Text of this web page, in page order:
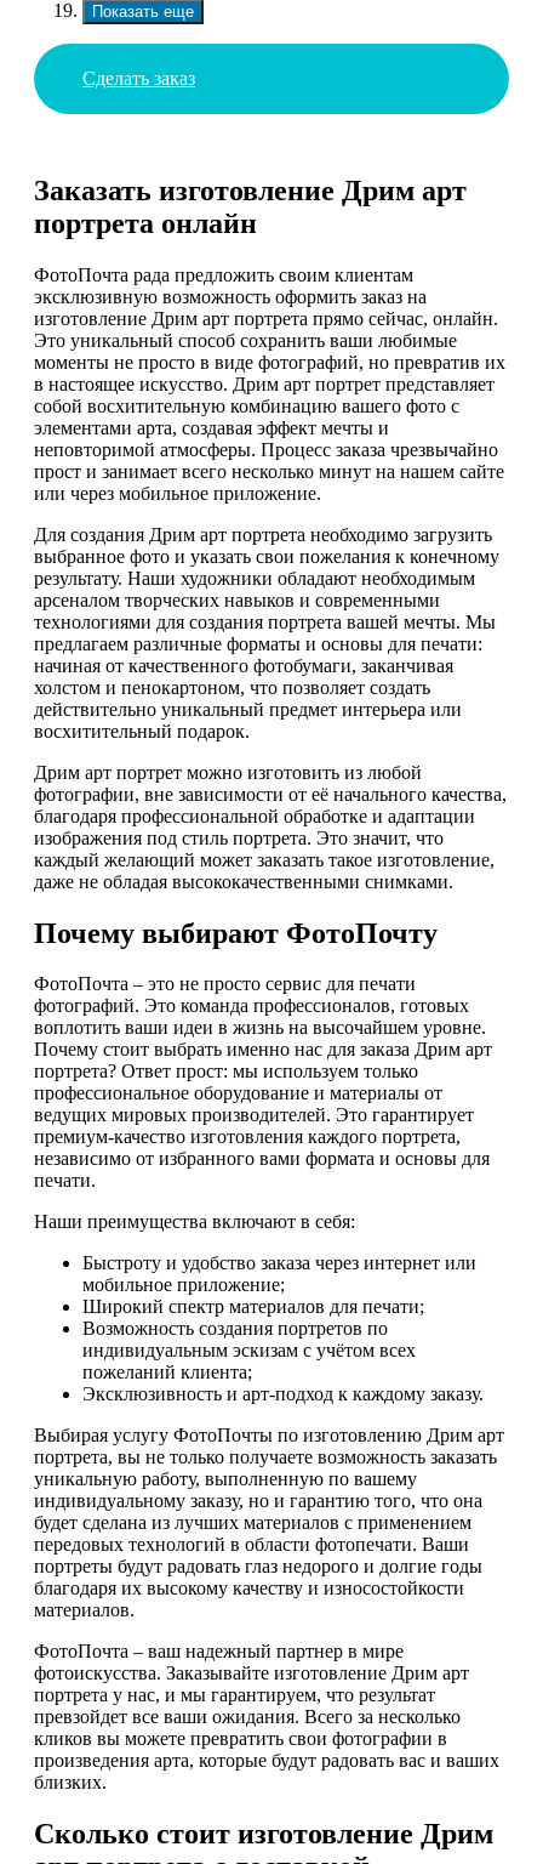
Показать еще
Сделать заказ
Заказать изготовление Дрим арт
портрета онлайн
ФотоПочта рада предложить своим клиентам
эксклюзивную возможность оформить заказ на
изготовление Дрим арт портрета прямо сейчас, онлайн.
Это уникальный способ сохранить ваши любимые
моменты не просто в виде фотографий, но превратив их
в настоящее искусство. Дрим арт портрет представляет
собой восхитительную комбинацию вашего фото с
элементами арта, создавая эффект мечты и
неповторимой атмосферы. Процесс заказа чрезвычайно
прост и занимает всего несколько минут на нашем сайте
или через мобильное приложение.
Для создания Дрим арт портрета необходимо загрузить
выбранное фото и указать свои пожелания к конечному
результату. Наши художники обладают необходимым
арсеналом творческих навыков и современными
технологиями для создания портрета вашей мечты. Мы
предлагаем различные форматы и основы для печати:
начиная от качественного фотобумаги, заканчивая
холстом и пенокартоном, что позволяет создать
действительно уникальный предмет интерьера или
восхитительный подарок.
Дрим арт портрет можно изготовить из любой
фотографии, вне зависимости от её начального качества,
благодаря профессиональной обработке и адаптации
изображения под стиль портрета. Это значит, что
каждый желающий может заказать такое изготовление,
даже не обладая высококачественными снимками.
Почему выбирают ФотоПочту
ФотоПочта – это не просто сервис для печати
фотографий. Это команда профессионалов, готовых
воплотить ваши идеи в жизнь на высочайшем уровне.
Почему стоит выбрать именно нас для заказа Дрим арт
портрета? Ответ прост: мы используем только
профессиональное оборудование и материалы от
ведущих мировых производителей. Это гарантирует
премиум-качество изготовления каждого портрета,
независимо от избранного вами формата и основы для
печати.
Наши преимущества включают в себя:
Быстроту и удобство заказа через интернет или
мобильное приложение;
Широкий спектр материалов для печати;
Возможность создания портретов по
индивидуальным эскизам с учётом всех
пожеланий клиента;
Эксклюзивность и арт-подход к каждому заказу.
Выбирая услугу ФотоПочты по изготовлению Дрим арт
портрета, вы не только получаете возможность заказать
уникальную работу, выполненную по вашему
индивидуальному заказу, но и гарантию того, что она
будет сделана из лучших материалов с применением
передовых технологий в области фотопечати. Ваши
портреты будут радовать глаз недорого и долгие годы
благодаря их высокому качеству и износостойкости
материалов.
ФотоПочта – ваш надежный партнер в мире
фотоискусства. Заказывайте изготовление Дрим арт
портрета у нас, и мы гарантируем, что результат
превзойдет все ваши ожидания. Всего за несколько
кликов вы можете превратить свои фотографии в
произведения арта, которые будут радовать вас и ваших
близких.
Сколько стоит изготовление Дрим